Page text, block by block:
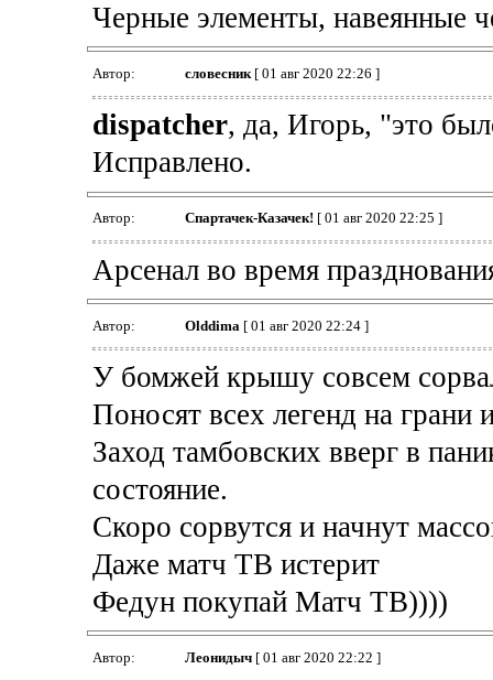
Черные элементы, навеянные
Автор: словесник[ 01 авг 2020 22:26 ]
dispatcher, да, Игорь, "это
Исправлено.
Автор: Спартачек-Казачек! [ 01 авг 2020 22:25 ]
Арсенал во время
Автор: Olddima [ 01 авг 2020 22:24 ]
У бомжей крышу совсем
Поносят всех легенд на грани
Заход тамбовских вверг в
состояние.
Скоро сорвутся и начнут
Даже матч ТВ истерит
Федун покупай Матч ТВ))))
Автор: Леонидыч[ 01 авг 2020 22:22 ]